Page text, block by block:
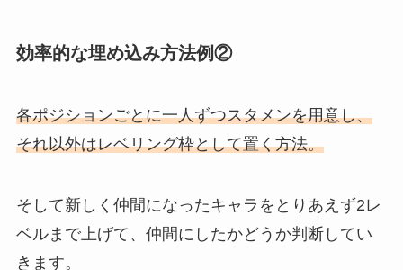
効率的な埋め込み方法例②
各ポジションごとに一人ずつスタメンを用意し、
それ以外はレベリング枠として置く方法。
そして新しく仲間になったキャラをとりあえず2レ
ベルまで上げて、仲間にしたかどうか判断してい
きます。